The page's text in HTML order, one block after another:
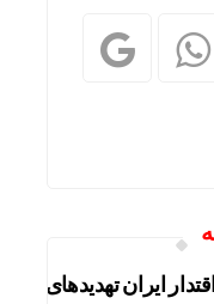
ایران تهدیدهای